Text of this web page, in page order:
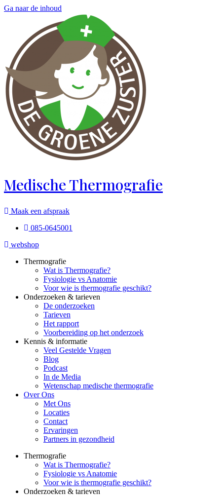
Ga naar de inhoud
Medische Thermografie
Maak een afspraak
085-0645001
webshop
Thermografie
Wat is Thermografie?
Fysiologie vs Anatomie
Voor wie is thermografie geschikt?
Onderzoeken & tarieven
De onderzoeken
Tarieven
Het rapport
Voorbereiding op het onderzoek
Kennis & informatie
Veel Gestelde Vragen
Blog
Podcast
In de Media
Wetenschap medische thermografie
Over Ons
Met Ons
Locaties
Contact
Ervaringen
Partners in gezondheid
Thermografie
Wat is Thermografie?
Fysiologie vs Anatomie
Voor wie is thermografie geschikt?
Onderzoeken & tarieven